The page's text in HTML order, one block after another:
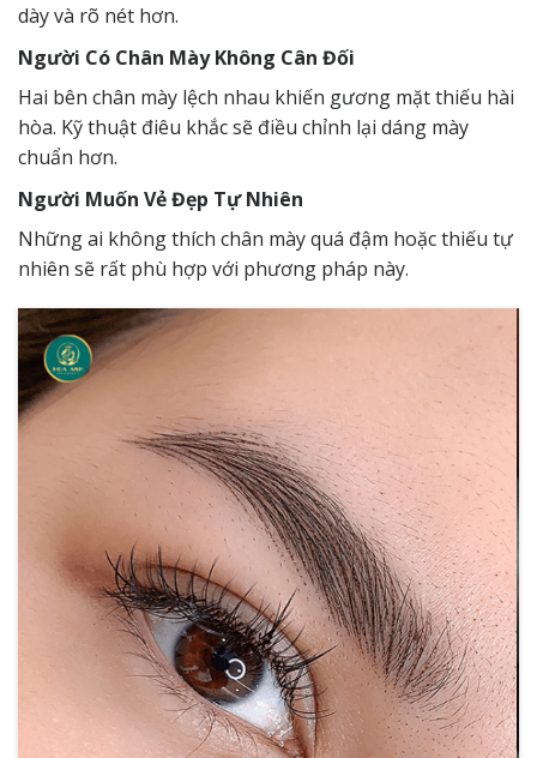
dày và rõ nét hơn.
Người Có Chân Mày Không Cân Đối
Hai bên chân mày lệch nhau khiến gương mặt thiếu hài
hòa. Kỹ thuật điêu khắc sẽ điều chỉnh lại dáng mày
chuẩn hơn.
Người Muốn Vẻ Đẹp Tự Nhiên
Những ai không thích chân mày quá đậm hoặc thiếu tự
nhiên sẽ rất phù hợp với phương pháp này.